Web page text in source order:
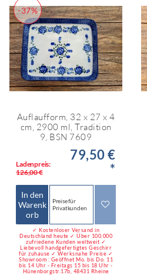
-37%
Auflaufform, 32 x 27 x 4
cm, 2900 ml, Tradition
9, BSN 7609
Ladenpreis:
126,00 €
79,50 €
*
In den
Warenk
orb
Preise für
Privatkunden
✓ Kostenloser Versand in
Deutschland heute ✓ Über 100.000
zufriedene Kunden weltweit ✓
Liebevoll handgefertigtes Geschirr
für zuhause ✓ Werksnahe Preise ✓
Showroom : Geöffnet Mo. bis Do. 11
bis 14 Uhr - Freitags 15 bis 18 Uhr -
Hünenborgstr.17b, 48431 Rheine